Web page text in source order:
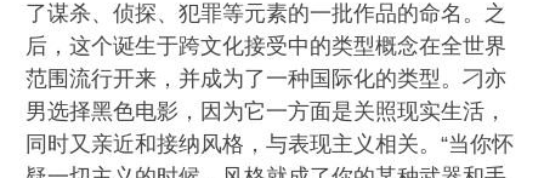
了谋杀、侦探、犯罪等元素的一批作品的命名。之
后，这个诞生于跨文化接受中的类型概念在全世界
范围流行开来，并成为了一种国际化的类型。刁亦
男选择黑色电影，因为它一方面是关照现实生活，
同时又亲近和接纳风格，与表现主义相关。“当你怀